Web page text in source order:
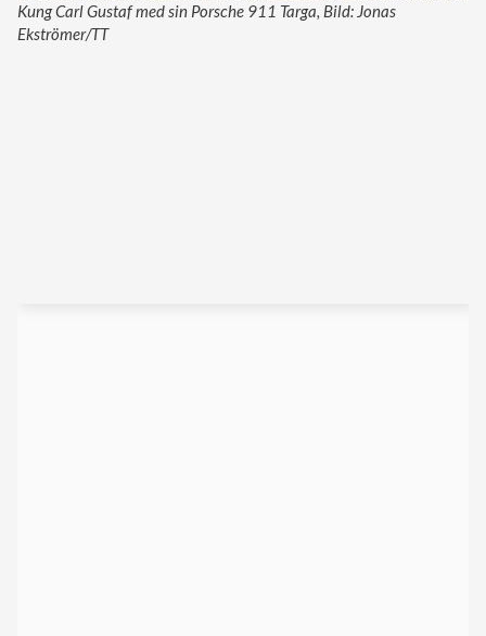
Kung Carl Gustaf med sin Porsche 911 Targa, Bild: Jonas
Ekströmer/TT